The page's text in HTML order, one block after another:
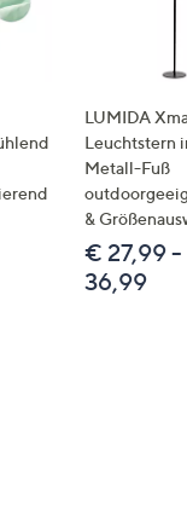
LUMIDA
Leuchtstern
Metall-Fuß
&
€ 27,99
36,99